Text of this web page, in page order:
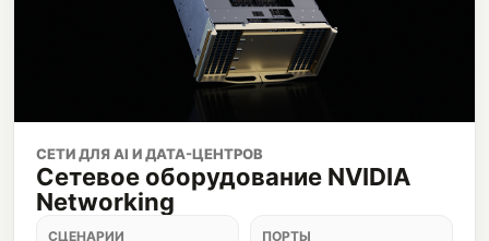
СЕТИ ДЛЯ AI И ДАТА-ЦЕНТРОВ
Сетевое оборудование NVIDIA
Networking
СЦЕНАРИИ ПОРТЫ